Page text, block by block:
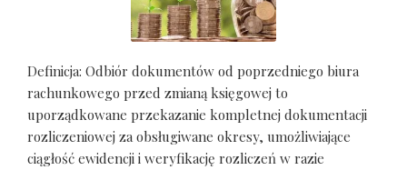
Definicja: Odbiór dokumentów od poprzedniego biura
rachunkowego przed zmianą księgowej to
uporządkowane przekazanie kompletnej dokumentacji
rozliczeniowej za obsługiwane okresy, umożliwiające
ciągłość ewidencji i weryfikację rozliczeń w razie